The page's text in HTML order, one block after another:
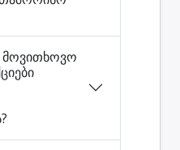
მოვითხოვო